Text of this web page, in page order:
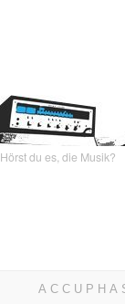
Hörst du es, die Musik?